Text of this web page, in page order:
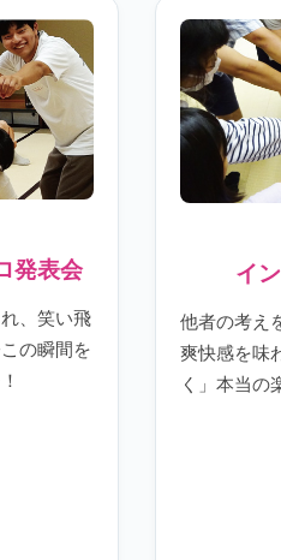
発表会
、笑い飛
の瞬間を
イ
他者の考え
爽快感を味
く」本当の